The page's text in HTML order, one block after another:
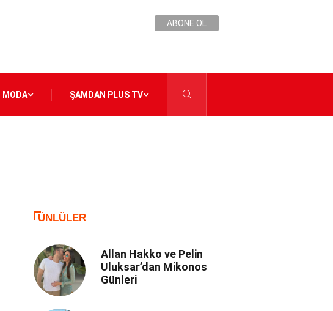
ABONE OL
MODA ŞAMDAN PLUS TV
ÜNLÜLER
Allan Hakko ve Pelin
Uluksar’dan Mikonos
Günleri